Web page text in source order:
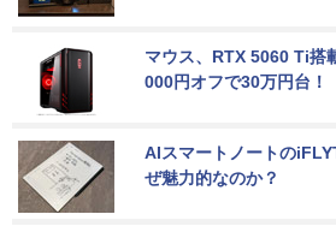
マウス、RTX 5060 Ti搭
000円オフで30万円台！
AIスマートノートの
ぜ魅力的なのか？